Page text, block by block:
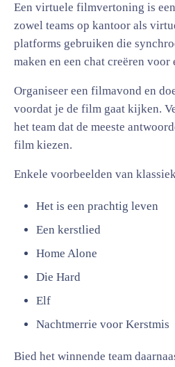
Een virtuele filmvertoning is
zowel teams op kantoor als
platforms gebruiken die
maken en een chat creëren voor
Organiseer een filmavond en
voordat je de film gaat kijken.
het team dat de meeste
film kiezen.
Enkele voorbeelden van
Het is een prachtig leven
Een kerstlied
Home Alone
Die Hard
Elf
Nachtmerrie voor Kerstmis
Bied het winnende team